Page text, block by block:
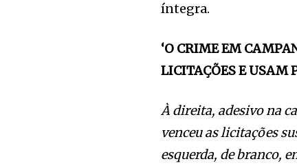
íntegra.
‘O CRIME EM
LICITAÇÕES E USAM
À direita, adesivo na
venceu as licitações
esquerda, de branco,